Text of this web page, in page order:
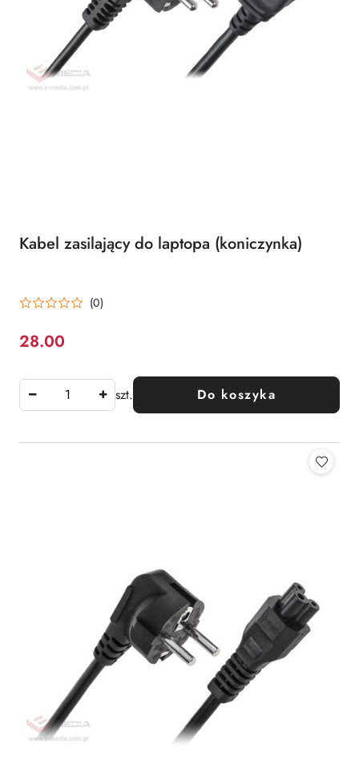
Kabel zasilający do laptopa (koniczynka)
(0)
Cena:
28.00
szt. Do koszyka